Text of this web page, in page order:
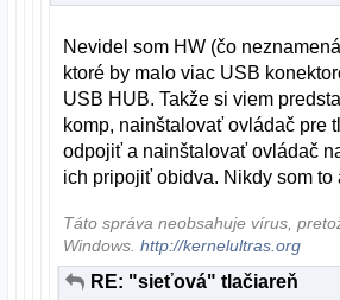
Nevidel som HW (čo
ktoré by malo viac USB
USB HUB. Takže si viem
komp, nainštalovať ovládač pre
odpojiť a nainštalovať ovládač
ich pripojiť obidva. Nikdy som to
Táto správa neobsahuje vírus,
Windows.http://kernelultras.org
RE: "sieťová" tlačiareň